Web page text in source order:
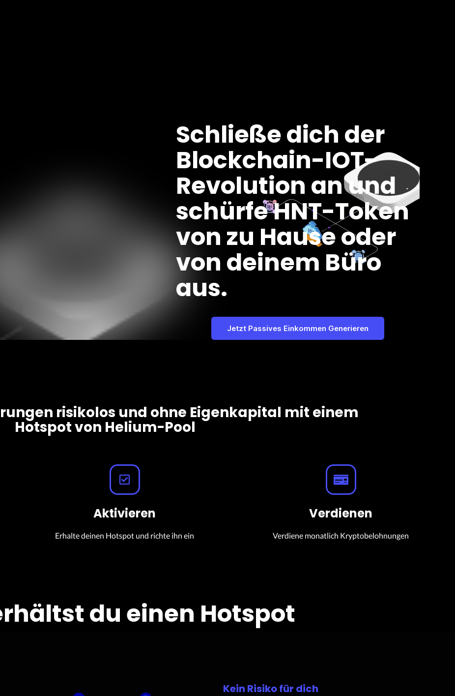
Schließe dich der
Blockchain-IOT-
Revolution an und
schürfe HNT-Token
von zu Hause oder
von deinem Büro
aus.
Jetzt Passives Einkommen Generieren
risikolos und ohne Eigenkapital mit einem
Hotspot von Helium-Pool
Aktivieren
Erhalte deinen Hotspot und richte ihn ein
Verdienen
Verdiene monatlich Kryptobelohnungen
du einen Hotspot
Kein Risiko für dich